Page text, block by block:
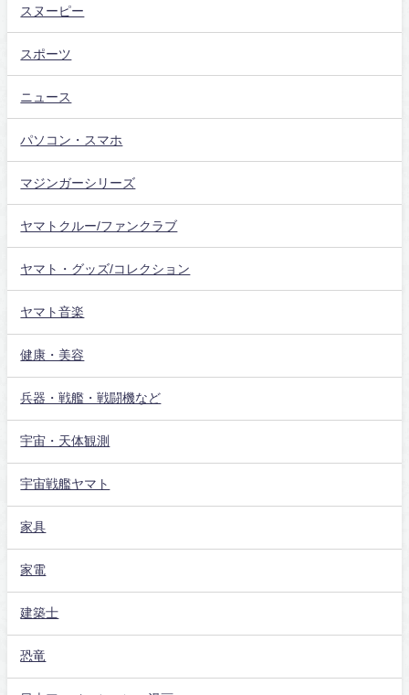
スヌーピー
スポーツ
ニュース
パソコン・スマホ
マジンガーシリーズ
ヤマトクルー/ファンクラブ
ヤマト・グッズ/コレクション
ヤマト音楽
健康・美容
兵器・戦艦・戦闘機など
宇宙・天体観測
宇宙戦艦ヤマト
家具
家電
建築士
恐竜